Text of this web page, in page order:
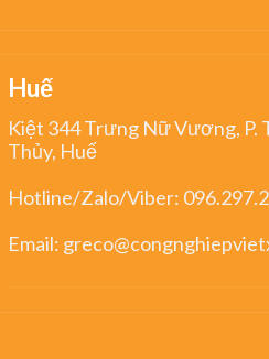
Huế
Kiệt 344 Trưng Nữ Vương,
Thủy, Huế
Hotline/Zalo/Viber:
Email: